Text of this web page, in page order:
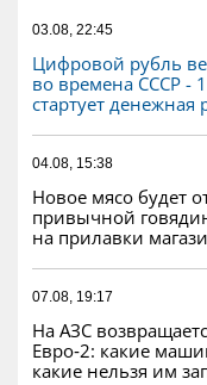
03.08, 22:45
Цифровой рубль
во времена СССР -
стартует денежная
04.08, 15:38
Новое мясо будет
привычной
на прилавки
07.08, 19:17
На АЗС
Евро‑2: какие
какие нельзя им